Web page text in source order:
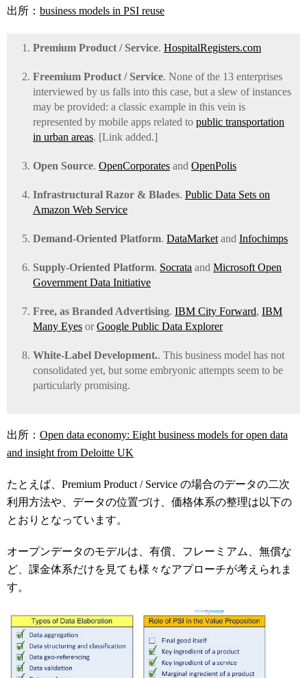
出所： business models in PSI reuse
Premium Product / Service. HospitalRegisters.com
Freemium Product / Service. None of the 13 enterprises
interviewed by us falls into this case, but a slew of instances
may be provided: a classic example in this vein is
represented by mobile apps related to public transportation
in urban areas. [Link added.]
Open Source. OpenCorporates and OpenPolis
Infrastructural Razor & Blades. Public Data Sets on
Amazon Web Service
Demand-Oriented Platform. DataMarket and Infochimps
Supply-Oriented Platform. Socrata and Microsoft Open
Government Data Initiative
Free, as Branded Advertising. IBM City Forward, IBM
Many Eyes orGoogle Public Data Explorer
White-Label Development.. This business model has not
consolidated yet, but some embryonic attempts seem to be
particularly promising.
出所： Open data economy: Eight business models for open data
and insight from Deloitte UK
たとえば、Premium Product / Service の場合のデータの二次
利用方法や、データの位置づけ、価格体系の整理は以下の
とおりとなっています。
オープンデータのモデルは、有償、フレーミアム、無償な
ど、課金体系だけを見ても様々なアプローチが考えられま
す。